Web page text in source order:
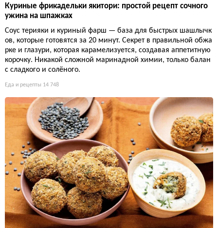
Куриные фрикадельки якитори: простой рецепт сочного
ужина на шпажках
Соус терияки и куриный фарш — база для быстрых шашлычк
ов, которые готовятся за 20 минут. Секрет в правильной обжа
рке и глазури, которая карамелизуется, создавая аппетитную
корочку. Никакой сложной маринадной химии, только балан
с сладкого и солёного.
Еда и рецепты 14 748